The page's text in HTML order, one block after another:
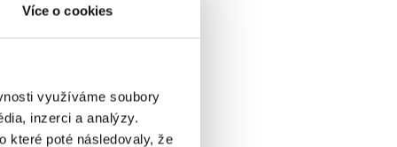
Více o cookies
využíváme soubory
inzerci a analýzy.
které poté následovaly, že
249 Kč
199 Kč